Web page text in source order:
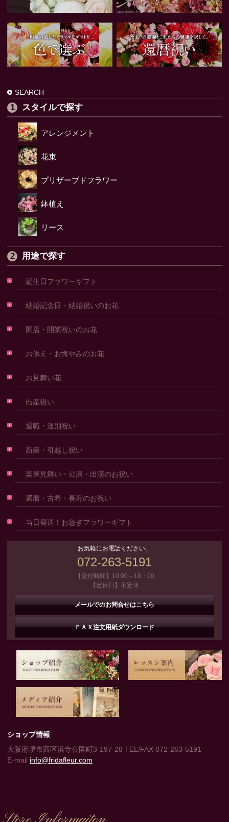
SEARCH
スタイルで探す
アレンジメント
花束
プリザーブドフラワー
鉢植え
リース
用途で探す
誕生日フラワーギフト
結婚記念日・結婚祝いのお花
開店・開業祝いのお花
お供え・お悔やみのお花
お見舞い花
出産祝い
退職・送別祝い
新築・引越し祝い
楽屋見舞い・公演・出演のお祝い
還暦・古希・長寿のお祝い
当日発送！お急ぎフラワーギフト
お気軽にお電話ください。
072-263-5191
【受付時間】10:00～18：00
【定休日】不定休
メールでのお問合せはこちら
ＦＡＸ注文用紙ダウンロード
ショップ情報
大阪府堺市西区浜寺公園町3-197-28 TEL/FAX 072-263-5191
E-mail info@fridafleur.com